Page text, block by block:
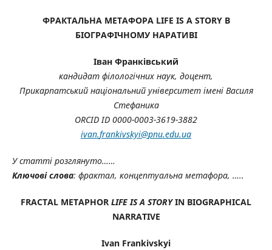
ФРАКТАЛЬНА МЕТАФОРА LIFE IS A STORY В
БІОГРАФІЧНОМУ НАРАТИВІ
Іван Франківський
кандидат філологічних наук, доцент,
Прикарпатський національний університет імені Василя
Стефаника
ORCID ID 0000-0003-3619-3882
ivan.frankivskyi@pnu.edu.ua
У статті розглянуто……
Ключові слова: фрактал, концептуальна метафора, …..
FRACTAL METAPHOR LIFE IS A STORYIN BIOGRAPHICAL
NARRATIVE
Ivan Frankivskyi